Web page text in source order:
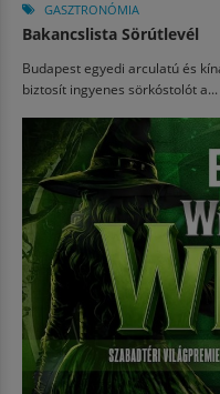
GASZTRONÓMIA
Bakancslista Sörútlevél
Budapest egyedi arculatú és
biztosít ingyenes sörkóstolót a...